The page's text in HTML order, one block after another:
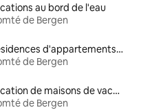
au bord de l'eau
de Bergen
Résidences d'appartements en location
de Bergen
Location de maisons de vacances
de Bergen